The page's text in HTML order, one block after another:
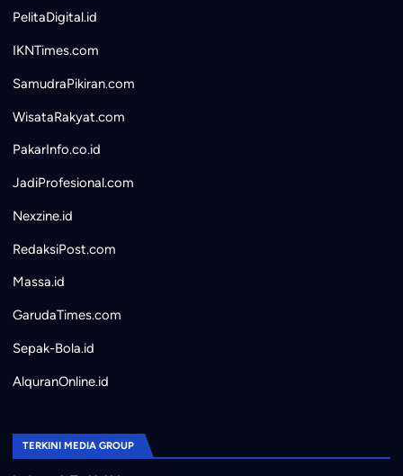
PelitaDigital.id
IKNTimes.com
SamudraPikiran.com
WisataRakyat.com
PakarInfo.co.id
JadiProfesional.com
Nexzine.id
RedaksiPost.com
Massa.id
GarudaTimes.com
Sepak-Bola.id
AlquranOnline.id
TERKINI MEDIA GROUP